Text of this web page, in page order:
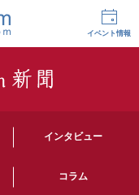
イベント情報
インタビュー
コラム